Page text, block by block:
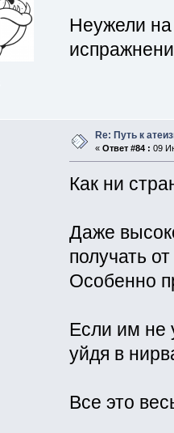
Неужели на
Re: Путь к
« Ответ #84 : 09
Как ни
Даже
получать
Особенно
Если им не
уйдя в
Все это